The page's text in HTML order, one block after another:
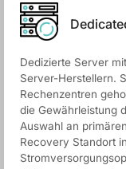
Dedizierte Server
Server-Herstellern.
Rechenzentren
die Gewährleistung
Auswahl an
Recovery Standort